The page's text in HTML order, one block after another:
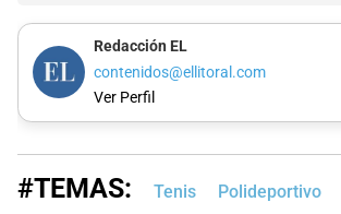
Redacción EL
contenidos@ellitoral.com
Ver Perfil
#TEMAS: Tenis Polideportivo